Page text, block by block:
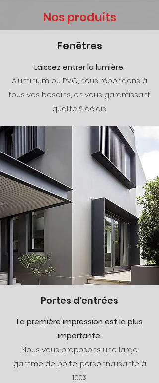
Nos produits
Fenêtres
Laissez entrer la lumière.
Aluminium ou PVC, nous répondons à
tous vos besoins, en vous garantissant
qualité & délais.
Portes d'entrées
La première impression est la plus
importante.
Nous vous proposons une large
gamme de porte, personnalisante à
100%.